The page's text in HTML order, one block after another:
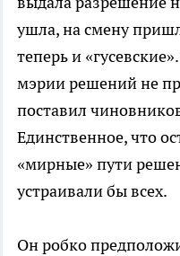
ушла, на смену
теперь и
мэрии решений не
поставил
Единственное, что
«мирные» пути
устраивали бы всех.
Он робко